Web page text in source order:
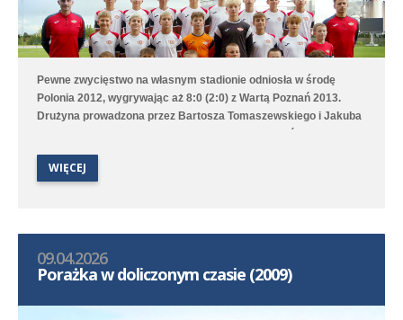
Pewne zwycięstwo na własnym stadionie odniosła w środę
Polonia 2012, wygrywając aż 8:0 (2:0) z Wartą Poznań 2013.
Drużyna prowadzona przez Bartosza Tomaszewskiego i Jakuba
Szymczaka przeważała przez całe spotkanie, choć do przerwy
minucie, bo od tego momentu z ciągu ośmiu minut nasz zespół
strzelił pięć bramek. Hat tricka skompletował Karol Marciniak.
WIĘCEJ
09.04.2026
Porażka w doliczonym czasie (2009)